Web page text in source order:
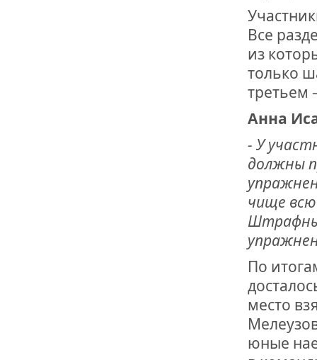
Все
из
только
третьем
Анна
- У
должны
чище
По
место
юные